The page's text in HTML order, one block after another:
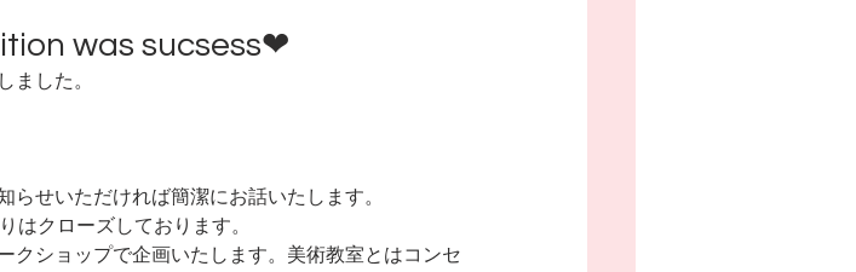
was sucsess❤
ました。
せいただければ簡潔にお話いたします。
はクローズしております。
クショップで企画いたします。美術教室とはコンセ